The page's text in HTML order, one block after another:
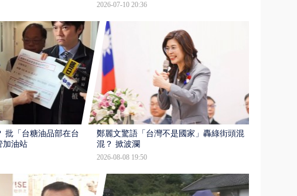
2026-07-10 20:36
批「台糖油品部在台
油站
鄭麗文驚語「台灣不是國家」轟綠街頭混
混？ 掀波瀾
2026-08-08 19:50